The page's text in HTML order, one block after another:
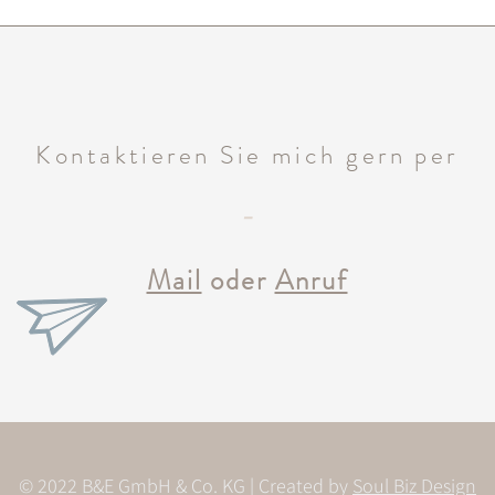
Kontaktieren Sie mich gern per
-
Mail oder Anruf
© 2022 B&E GmbH & Co. KG | Created by Soul Biz Design